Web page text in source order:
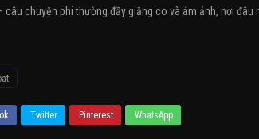
câu chuyện phi thường đầy giằng co và ám ảnh, nơi
Twitter Pinterest WhatsApp